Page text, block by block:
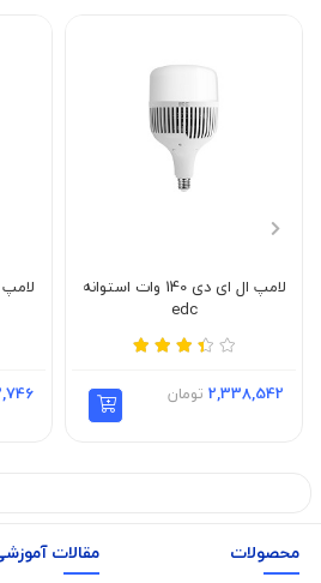
لامپ ال ای دی 140 وات استوانه
edc
2,338,542 تومان
محصولات مقالات